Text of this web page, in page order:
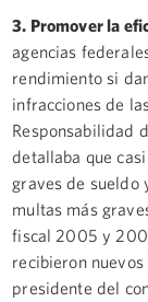
3. Promover la
agencias
rendimiento si
infracciones de
Responsabilidad
detallaba que
graves de sueldo
multas más
fiscal 2005 y
recibieron
presidente del